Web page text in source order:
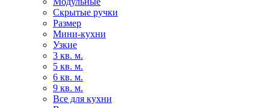
Скрытые ручки
Размер
Мини-кухни
Узкие
3 кв. м.
5 кв. м.
6 кв. м.
9 кв. м.
Все для кухни